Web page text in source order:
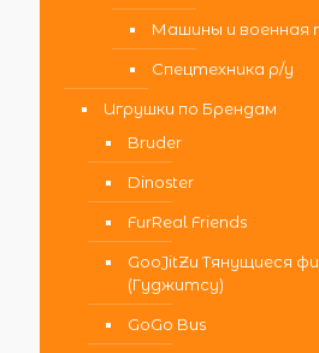
Машины и военная
Спецтехника р/у
Игрушки по Брендам
Bruder
Dinoster
FurReal Friends
GooJitZu Тянущиеся
(Гуджитсу)
GoGo Bus